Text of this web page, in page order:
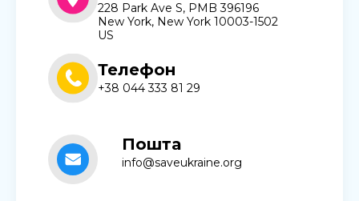
228 Park Ave S, PMB 396196
New York, New York 10003-1502
US
Телефон
+38 044 333 81 29
Пошта
info@saveukraine.org